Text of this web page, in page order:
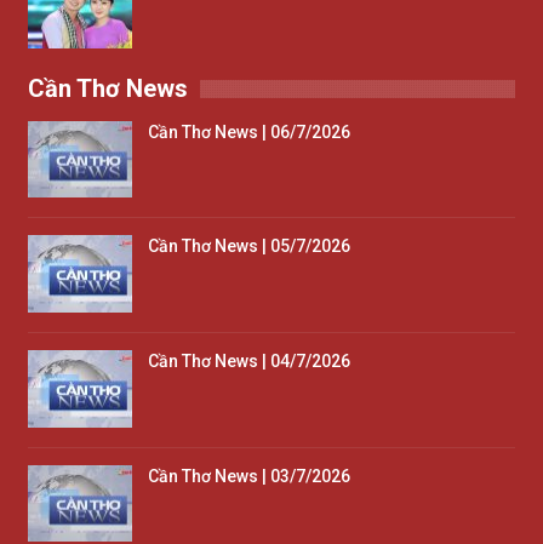
Cần Thơ News
Cần Thơ News | 06/7/2026
Cần Thơ News | 05/7/2026
Cần Thơ News | 04/7/2026
Cần Thơ News | 03/7/2026